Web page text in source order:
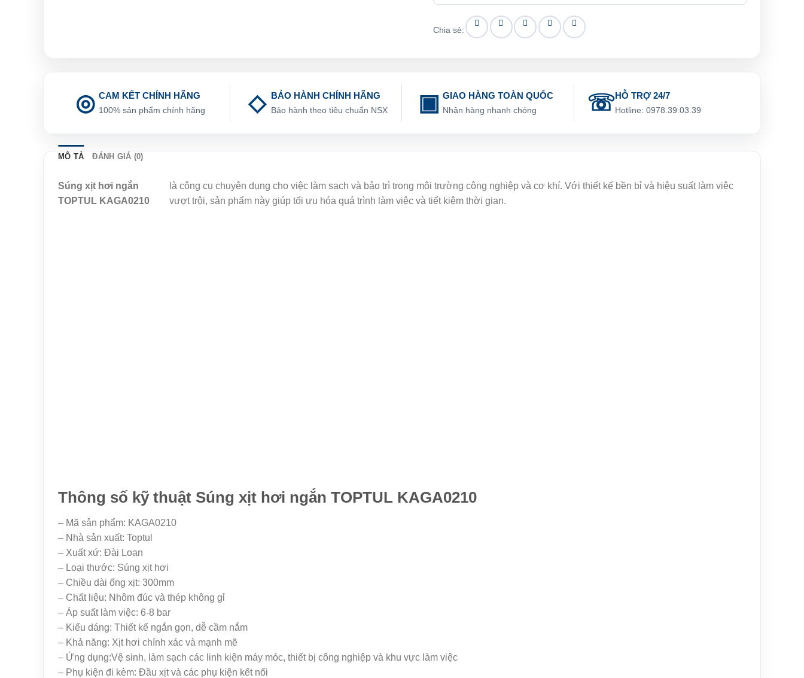
Chia sẻ:
CAM KẾT CHÍNH HÃNG
100% sản phẩm chính hãng
BẢO HÀNH CHÍNH HÃNG
Bảo hành theo tiêu chuẩn NSX
GIAO HÀNG TOÀN QUỐC
Nhận hàng nhanh chóng
HỖ TRỢ 24/7
Hotline: 0978.39.03.39
MÔ TẢ ĐÁNH GIÁ (0)
Súng xịt hơi ngắn
TOPTUL KAGA0210
là công cụ chuyên dụng cho việc làm sạch và bảo trì trong môi trường công nghiệp và cơ khí. Với thiết kế bền bỉ và hiệu suất làm việc
vượt trội, sản phẩm này giúp tối ưu hóa quá trình làm việc và tiết kiệm thời gian.
Thông số kỹ thuật Súng xịt hơi ngắn TOPTUL KAGA0210
– Mã sản phẩm: KAGA0210
– Nhà sản xuất: Toptul
– Xuất xứ: Đài Loan
– Loại thước: Súng xịt hơi
– Chiều dài ống xịt: 300mm
– Chất liệu: Nhôm đúc và thép không gỉ
– Áp suất làm việc: 6-8 bar
– Kiểu dáng: Thiết kế ngắn gọn, dễ cầm nắm
– Khả năng: Xịt hơi chính xác và mạnh mẽ
– Ứng dụng:Vệ sinh, làm sạch các linh kiện máy móc, thiết bị công nghiệp và khu vực làm việc
– Phụ kiện đi kèm: Đầu xịt và các phụ kiện kết nối